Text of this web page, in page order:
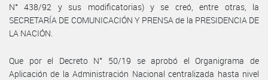
N° 438/92 y sus modificatorias) y se creó, entre otras, la
SECRETARÍA DE COMUNICACIÓN Y PRENSA de la PRESIDENCIA DE
LA NACIÓN.
Que por el Decreto N° 50/19 se aprobó el Organigrama de
Aplicación de la Administración Nacional centralizada hasta nivel